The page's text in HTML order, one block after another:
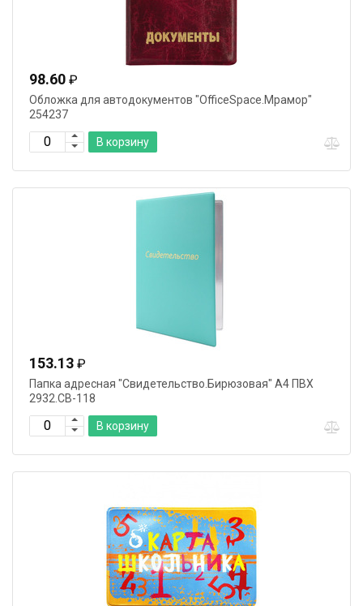
98.60 ₽
Обложка для автодокументов "OfficeSpace.Мрамор"
254237
В корзину
153.13 ₽
Папка адресная "Свидетельство.Бирюзовая" А4 ПВХ
2932.СВ-118
В корзину